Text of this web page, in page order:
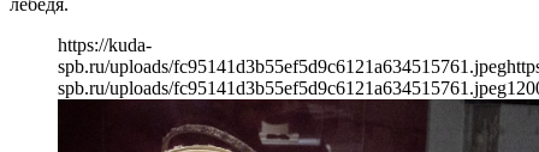
лебедя.
https://kuda-
spb.ru/uploads/fc95141d3b55ef5d9c6121a634515761.jpeg
spb.ru/uploads/fc95141d3b55ef5d9c6121a634515761.jpeg